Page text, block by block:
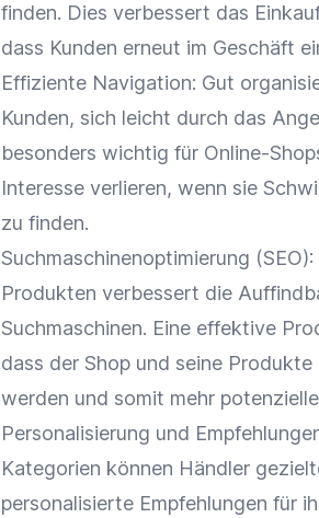
finden. Dies verbessert das
dass Kunden erneut im Geschäft
Effiziente Navigation: Gut
Kunden, sich leicht durch das
besonders wichtig für Online-
Interesse verlieren, wenn sie
zu finden.
Suchmaschinenoptimierung (SEO
Produkten verbessert die
Suchmaschinen. Eine effektive
dass der Shop und seine
werden und somit mehr
Personalisierung und
Kategorien können Händler
personalisierte Empfehlungen für